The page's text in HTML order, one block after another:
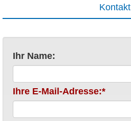
Kontakt
Ihr Name:
Ihre E-Mail-Adresse:*